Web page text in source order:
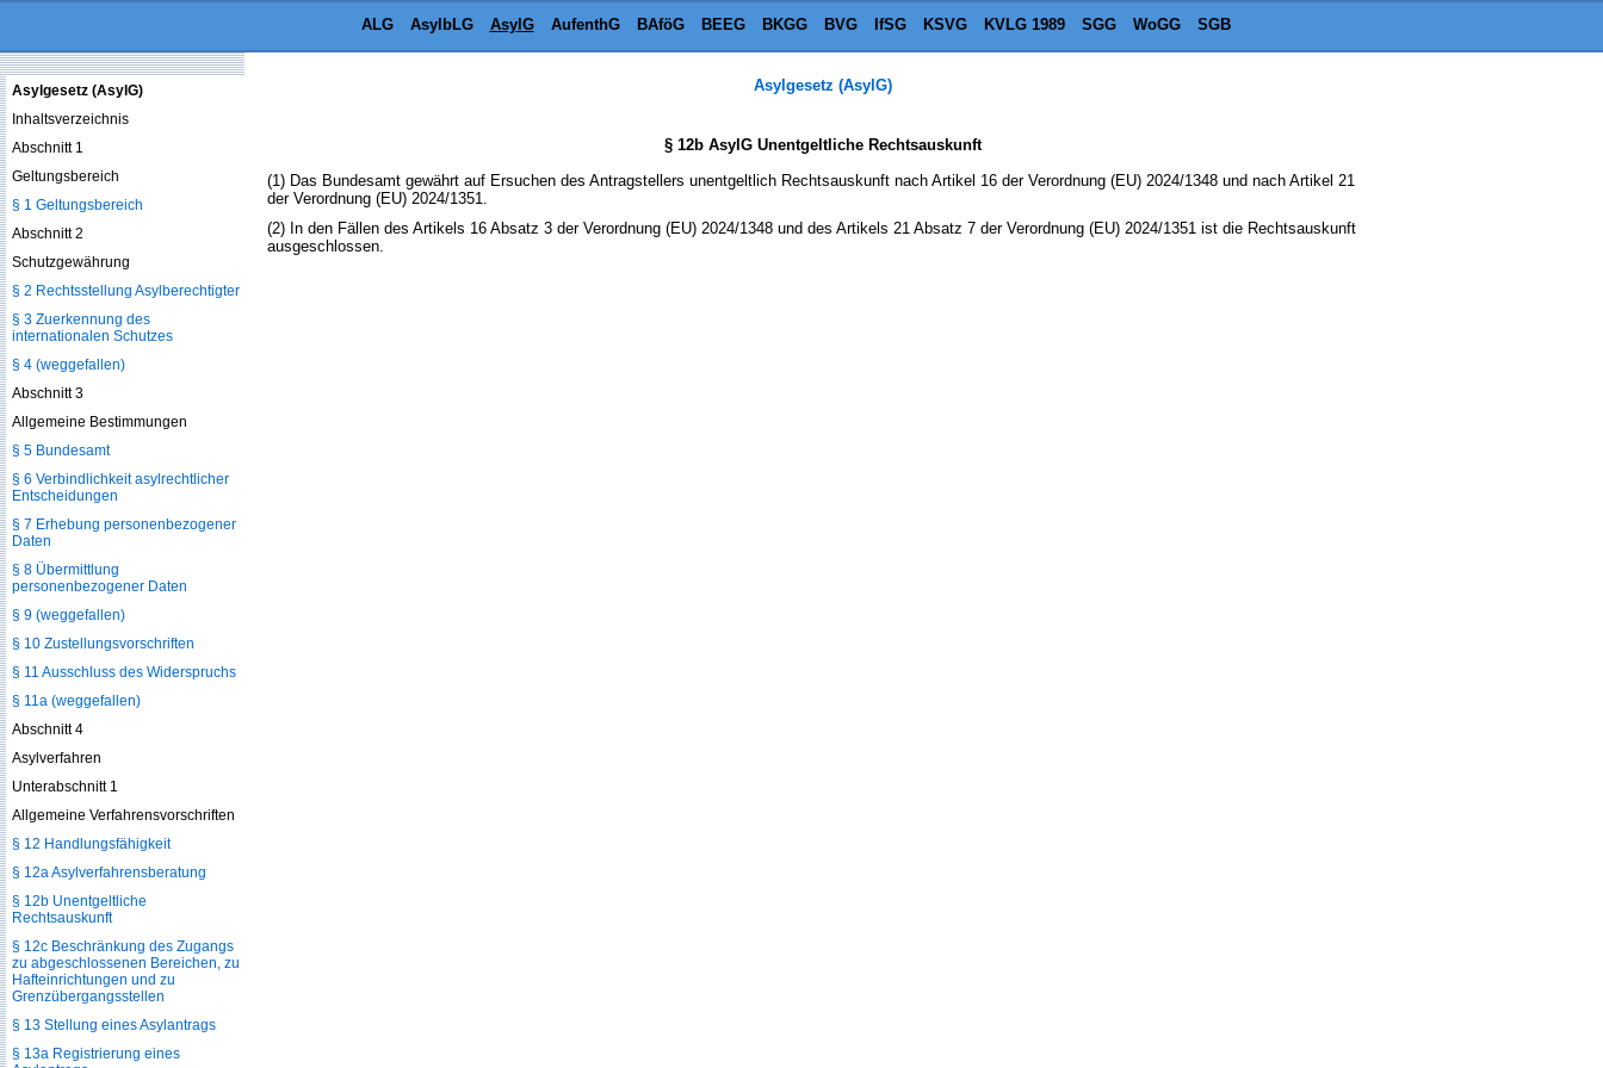
ALG AsylbLG AsylG AufenthG BAföG BEEG BKGG BVG IfSG KSVG KVLG 1989 SGG WoGG SGB
Asylgesetz (AsylG)
§ 12b AsylG Unentgeltliche Rechtsauskunft
(1) Das Bundesamt gewährt auf Ersuchen des Antragstellers unentgeltlich Rechtsauskunft nach Artikel 16 der Verordnung (EU) 2024/1348 und nach Artikel 21
der Verordnung (EU) 2024/1351.
(2) In den Fällen des Artikels 16 Absatz 3 der Verordnung (EU) 2024/1348 und des Artikels 21 Absatz 7 der Verordnung (EU) 2024/1351 ist die Rechtsauskunft
ausgeschlossen.
Asylgesetz (AsylG)
Inhaltsverzeichnis
Abschnitt 1
Geltungsbereich
§ 1 Geltungsbereich
Abschnitt 2
Schutzgewährung
§ 2 Rechtsstellung Asylberechtigter
§ 3 Zuerkennung des
internationalen Schutzes
§ 4 (weggefallen)
Abschnitt 3
Allgemeine Bestimmungen
§ 5 Bundesamt
§ 6 Verbindlichkeit asylrechtlicher
Entscheidungen
§ 7 Erhebung personenbezogener
Daten
§ 8 Übermittlung
personenbezogener Daten
§ 9 (weggefallen)
§ 10 Zustellungsvorschriften
§ 11 Ausschluss des Widerspruchs
§ 11a (weggefallen)
Abschnitt 4
Asylverfahren
Unterabschnitt 1
Allgemeine Verfahrensvorschriften
§ 12 Handlungsfähigkeit
§ 12a Asylverfahrensberatung
§ 12b Unentgeltliche
Rechtsauskunft
§ 12c Beschränkung des Zugangs
zu abgeschlossenen Bereichen, zu
Hafteinrichtungen und zu
Grenzübergangsstellen
§ 13 Stellung eines Asylantrags
§ 13a Registrierung eines